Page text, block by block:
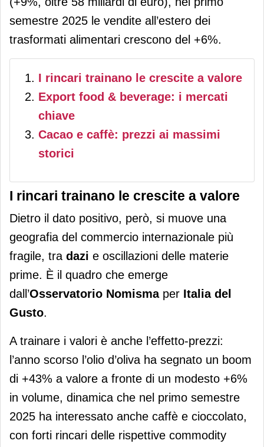
semestre 2025 le vendite all’estero dei
trasformati alimentari crescono del +6%.
I rincari trainano le crescite a valore
Export food & beverage: i mercati
chiave
Cacao e caffè: prezzi ai massimi
storici
I rincari trainano le crescite a valore
Dietro il dato positivo, però, si muove una
geografia del commercio internazionale più
fragile, tra dazi e oscillazioni delle materie
prime. È il quadro che emerge
dall’Osservatorio Nomismaper Italia del
Gusto.
A trainare i valori è anche l’effetto-prezzi:
l’anno scorso l’olio d’oliva ha segnato un boom
di +43% a valore a fronte di un modesto +6%
in volume, dinamica che nel primo semestre
2025 ha interessato anche caffè e cioccolato,
con forti rincari delle rispettive commodity